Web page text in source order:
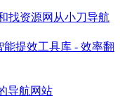
找资源网从小刀导航
提效工具库 - 效率翻
导航网站